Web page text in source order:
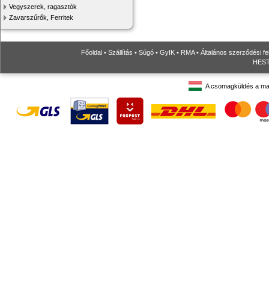
Vegyszerek, ragasztók
Zavarszűrők, Ferritek
Főoldal • Szállítás • Súgó • GyIK • RMA• Általános szerződési
A csomagküldés a